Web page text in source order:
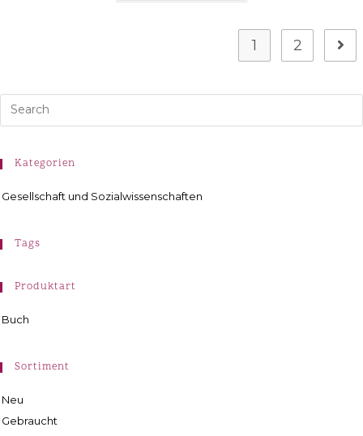
1 2
Kategorien
Gesellschaft und Sozialwissenschaften
Tags
Produktart
Buch
Sortiment
Neu
Gebraucht